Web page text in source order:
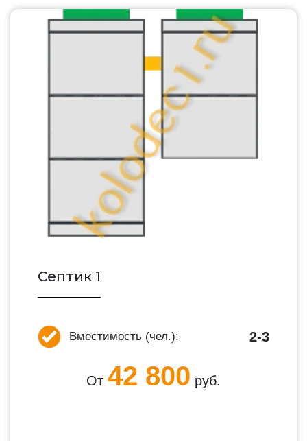
Септик 1
Вместимость (чел.): 2-3
От 42 800 руб.